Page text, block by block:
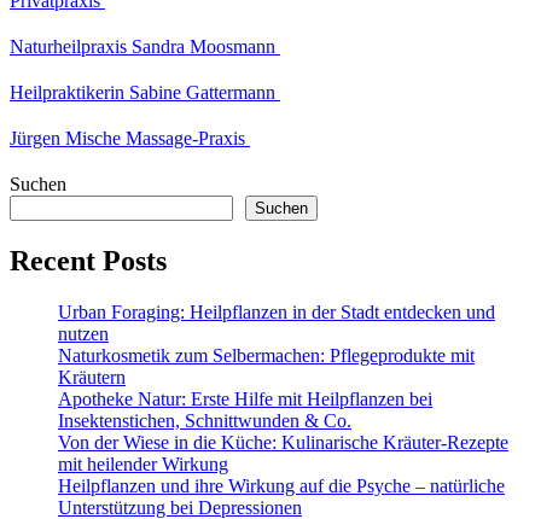
Naturheilpraxis Sandra Moosmann
Heilpraktikerin Sabine Gattermann
Jürgen Mische Massage-Praxis
Suchen
Suchen
Recent Posts
Urban Foraging: Heilpflanzen in der Stadt entdecken und
nutzen
Naturkosmetik zum Selbermachen: Pflegeprodukte mit
Kräutern
Apotheke Natur: Erste Hilfe mit Heilpflanzen bei
Insektenstichen, Schnittwunden & Co.
Von der Wiese in die Küche: Kulinarische Kräuter-Rezepte
mit heilender Wirkung
Heilpflanzen und ihre Wirkung auf die Psyche – natürliche
Unterstützung bei Depressionen